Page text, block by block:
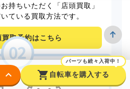
持ちいただく「店頭買取」
ている買取方法です。
買取予約はこちら
keyboard_arrow_down shopping_cart
パーツも続々入荷中！
自転車を購入する